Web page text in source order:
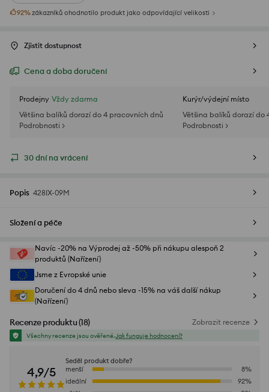
92%zákazníků ohodnotilo produkt jako odpovídající velikosti
Zjistit dostupnost
Cena a doba doručení
Prodejny Vždy zdarma
Většina balíků dorazí do 4 pracovních dnů
Podrobnosti >
Kurýr/výdejní místo
Většina balíků dorazí do
Podrobnosti >
30 dní na vrácení
Popis 428IX-09M
Složení a péče
Navíc -20% na Výprodej až -50% při nákupu alespoň 2
produktů (Nařízení)
Jsme z Evropské unie
Doručení do 4 dnů nebo sleva -15% na váš další nákup
(Nařízení)
Recenze produktu(18) Zobrazit recenze
Všechny recenze jsou ověřené.Jak funguje hodnocení?
4,9/5
Seděl produkt dobře?
menší
8%
ideální
92%